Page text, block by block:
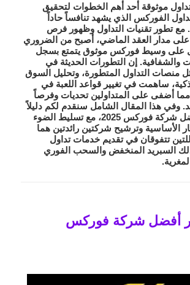
موثوقة أحد أهم الخطوات لتحقيق
الفوركس الذي يشهد تنافساً حاداً
مع تطور تقنيات التداول وظهور فرص
على مدار العقد الماضي، أصبح من الضروري
على وسيط فوركس موثوق يتمتع بسجل
والشفافية. إن التطورات الحديثة في
منصات التداول المتطورة، وتحليل السوق
ساهمت في تغيير قواعد اللعبة في
أضفى على المتداولين تحديات وفرصاً
وفي هذا المقال الشامل سنقدم لكم دليلاً
شركة فوركس 2025
، مع تسليط الضوء
الأساسية وترشيح شركتين رائدتين هما
تتفوقان في تقديم خدمات تداول
السبريد المنخفض والسحب الفوري
أفضل شركة فوركس